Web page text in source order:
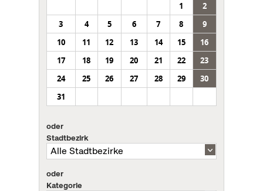
1
2
3
4 5 6 7 8
9
10
11 12 13 14 15
16
17
18 19 20 21 22
23
24
25 26 27 28 29
30
31
oder
Stadtbezirk
oder
Kategorie